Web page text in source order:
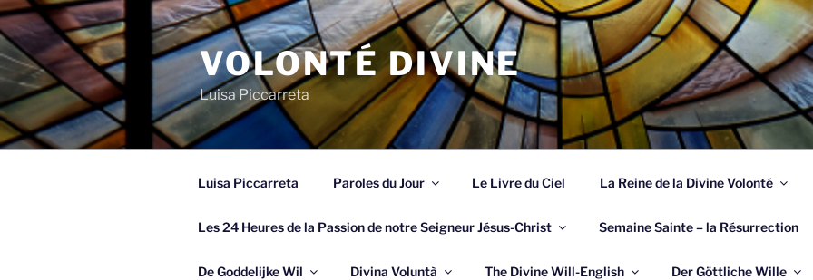
Spring
naar
de
inhoud
VOLONTÉ DIVINE
Luisa Piccarreta
Luisa Piccarreta Paroles du Jour Le Livre du Ciel La Reine de la Divine Volonté
Les 24 Heures de la Passion de notre Seigneur Jésus-Christ Semaine Sainte – la Résurrection
De Goddelijke Wil Divina Voluntà The Divine Will-English Der Göttliche Wille